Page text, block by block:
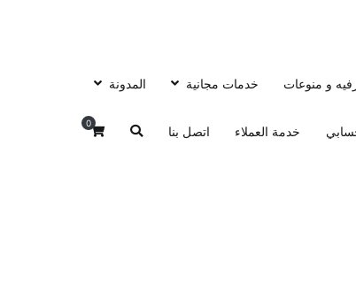
و منوعات خدمات مجانية المدونة
خدمة العملاء اتصل بنا
0